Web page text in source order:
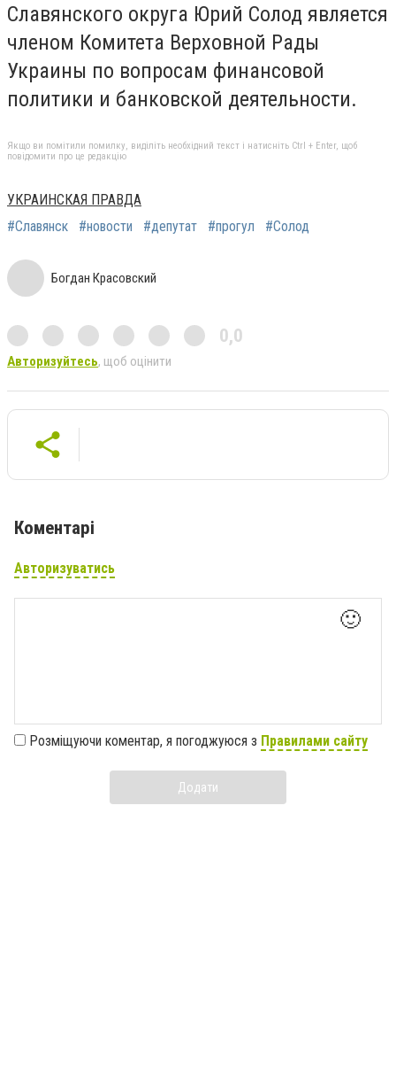
Славянского округа Юрий Солод является
членом Комитета Верховной Рады
Украины по вопросам финансовой
политики и банковской деятельности.
Якщо ви помітили помилку, виділіть необхідний текст і натисніть Ctrl + Enter, щоб
повідомити про це редакцію
УКРАИНСКАЯ ПРАВДА
#Славянск
#новости #депутат #прогул #Солод
Богдан Красовский
0,0
Авторизуйтесь, щоб оцінити
Коментарі
Авторизуватись
🙂
Розміщуючи коментар, я погоджуюся з Правилами сайту
Додати